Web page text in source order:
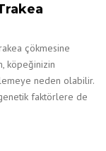
çökmesine
köpeğinizin
neden olabilir.
faktörlere de